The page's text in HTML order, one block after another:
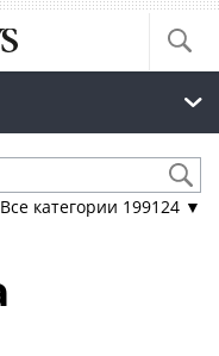
Все категории 199124 ▼